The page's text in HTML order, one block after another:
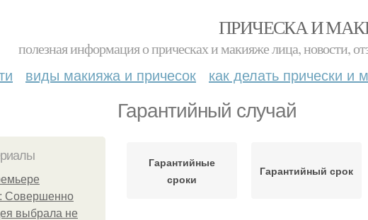
ПРИЧЕСКА И
полезная информация о прическах и макияже лица, новости,
виды макияжа и причесок как делать прически и
Гарантийный случай
Совершенно
выбрала не
Гарантийные
сроки
Гарантийный срок